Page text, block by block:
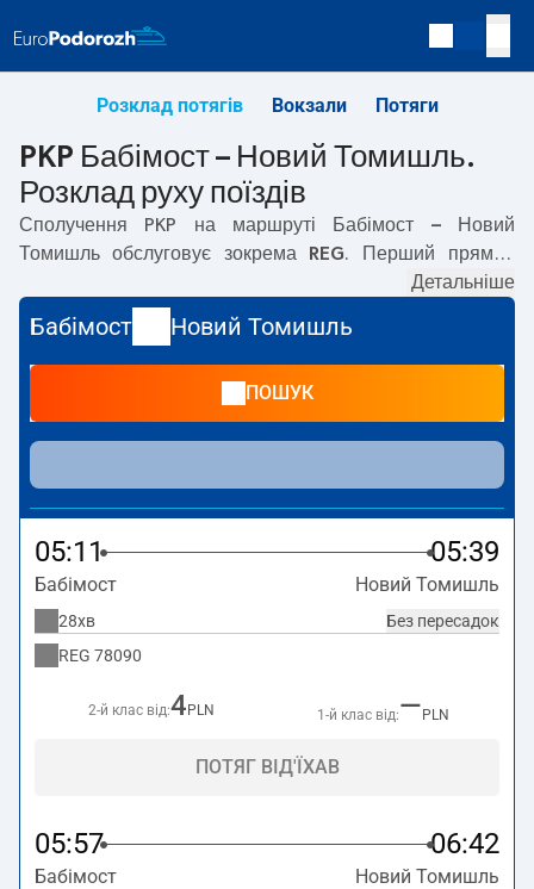
Розклад потягів Вокзали Потяги
PKP Бабімост – Новий Томишль.
Розклад руху поїздів
Сполучення PKP на маршруті
Бабімост – Новий
Томишль обслуговує зокрема REG. Перший прямий
з вокзалу PKP Бабімост. Останній
потяг до Новий Томишль вирушає о 21:24. Найшвидший
маршрут пропонує потяг без пересадок
ZIELONOGÓRZANIN
. Подорож цим потягом триває
Бабімост–Новий Томишль
також інші потяги:IC Intercity— пропонують нижчу ціну
квитка і зазвичай довший час подорожі. Потяг завершує
маршрут на станції Новий Томишль.
Детальніше
Бабімост Новий Томишль
ПОШУК
05:11 05:39
Бабімост Новий Томишль
Без пересадок
28хв
REG 78090
2-й клас від:4 PLN 1-й клас від:— PLN
ПОТЯГ ВІД'ЇХАВ
05:57 06:42
Бабімост Новий Томишль